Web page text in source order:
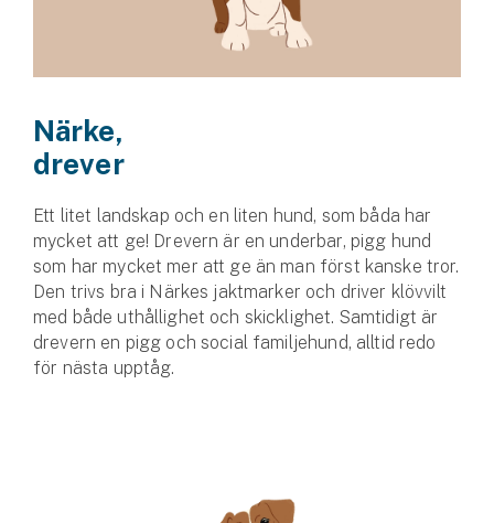
Närke,
drever
Ett litet landskap och en liten hund, som båda har
mycket att ge! Drevern är en underbar, pigg hund
som har mycket mer att ge än man först kanske tror.
Den trivs bra i Närkes jaktmarker och driver klövvilt
med både uthållighet och skicklighet. Samtidigt är
drevern en pigg och social familjehund, alltid redo
för nästa upptåg.